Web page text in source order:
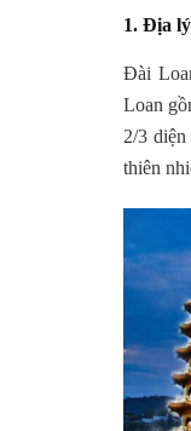
1. Địa lý
Đài
Loan
2/3
thiên